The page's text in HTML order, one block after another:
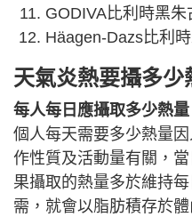
GODIVA比利時黑朱
Häagen-Dazs比利
天氣炎熱要攝多少
每人每日應攝取多少熱量
個人每天需要多少熱量
作性質及活動量有關，
果攝取的熱量多於維持
需，就會以脂肪積存於